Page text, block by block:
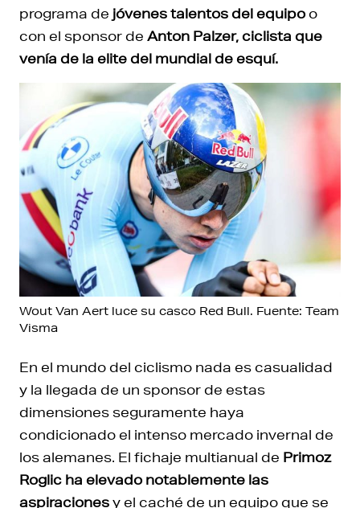
programa de jóvenes talentos del equipoo
con el sponsor de Anton Palzer, ciclista que
venía de la elite del mundial de esquí.
Wout Van Aert luce su casco Red Bull. Fuente: Team
Visma
En el mundo del ciclismo nada es casualidad
y la llegada de un sponsor de estas
dimensiones seguramente haya
condicionado el intenso mercado invernal de
los alemanes. El fichaje multianual de Primoz
Roglic ha elevado notablemente las
aspiracionesy el caché de un equipo que se